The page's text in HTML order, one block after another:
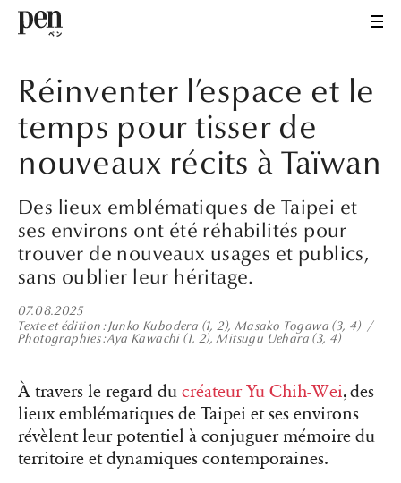
Réinventer l’espace et le
temps pour tisser de
nouveaux récits à Taïwan
Des lieux emblématiques de Taipei et
ses environs ont été réhabilités pour
trouver de nouveaux usages et publics,
sans oublier leur héritage.
07.08.2025
Texte et édition Junko Kubodera (1, 2), Masako Togawa (3, 4)
Photographies Aya Kawachi (1, 2), Mitsugu Uehara (3, 4)
À travers le regard du créateur Yu Chih-Wei, des
lieux emblématiques de Taipei et ses environs
révèlent leur potentiel à conjuguer mémoire du
territoire et dynamiques contemporaines.